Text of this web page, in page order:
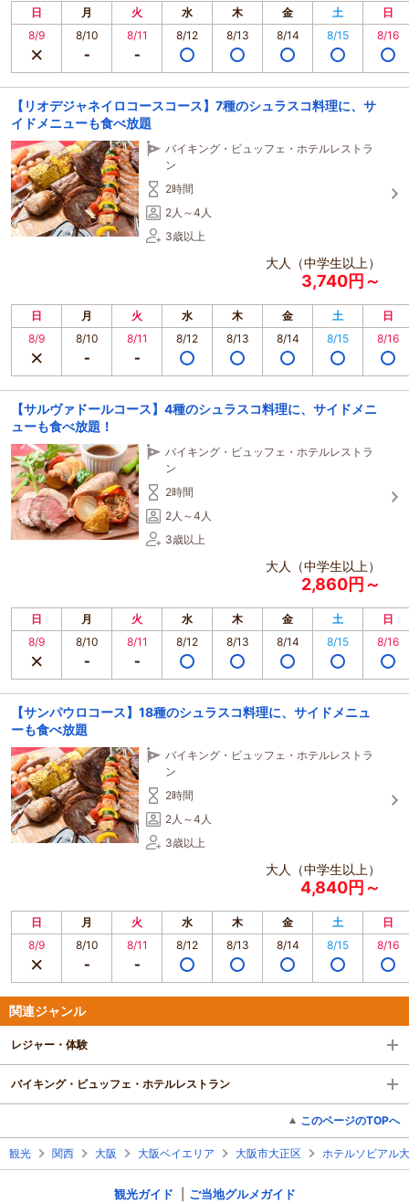
日 月 火 水 木 金 土
日
8/9
8/10 8/11 8/12 8/13 8/14 8/15 8/16
【リオデジャネイロコースコース】7種のシュラスコ料理に、サ
イドメニューも食べ放題
バイキング・ビュッフェ・ホテルレストラ
ン
2時間
2人～4人
3歳以上
大人（中学生以上）
3,740円～
日 月 火 水 木 金 土
日
8/9
8/10 8/11 8/12 8/13 8/14 8/15 8/16
【サルヴァドールコース】4種のシュラスコ料理に、サイドメニ
ューも食べ放題！
バイキング・ビュッフェ・ホテルレストラ
ン
2時間
2人～4人
3歳以上
大人（中学生以上）
2,860円～
日 月 火 水 木 金 土
日
8/9
8/10 8/11 8/12 8/13 8/14 8/15 8/16
【サンパウロコース】18種のシュラスコ料理に、サイドメニュ
ーも食べ放題
バイキング・ビュッフェ・ホテルレストラ
ン
2時間
2人～4人
3歳以上
大人（中学生以上）
4,840円～
日 月 火 水 木 金 土
日
8/9
8/10 8/11 8/12 8/13 8/14 8/15 8/16
関連ジャンル
レジャー・体験
バイキング・ビュッフェ・ホテルレストラン
このページのTOPへ
観光 関西 大阪 大阪ベイエリア 大阪市大正区 ホテルソビアル
観光ガイド ご当地グルメガイド